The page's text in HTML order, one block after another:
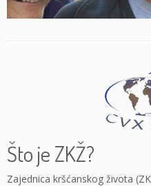
Što je ZKŽ?
Zajednica kršćanskog života